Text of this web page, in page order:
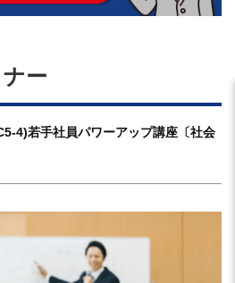
ー
若手社員パワーアップ講座〔社会